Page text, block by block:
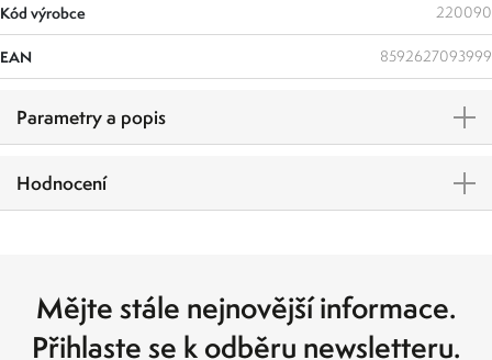
Kód výrobce 220090
EAN 8592627093999
Parametry a popis
Hodnocení
Mějte stále nejnovější informace.
Přihlaste se k odběru newsletteru.